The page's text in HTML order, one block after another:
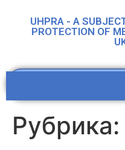
UHPRA - A
PROTECTION OF
Рубрика: